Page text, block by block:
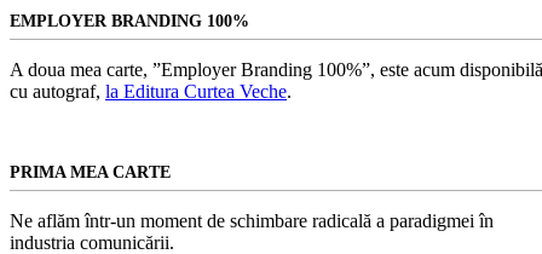
EMPLOYER BRANDING 100%
A doua mea carte, ”Employer Branding 100%”, este acum
cu autograf, la Editura Curtea Veche.
PRIMA MEA CARTE
Ne aflăm într-un moment de schimbare radicală a paradigmei în
industria comunicării.